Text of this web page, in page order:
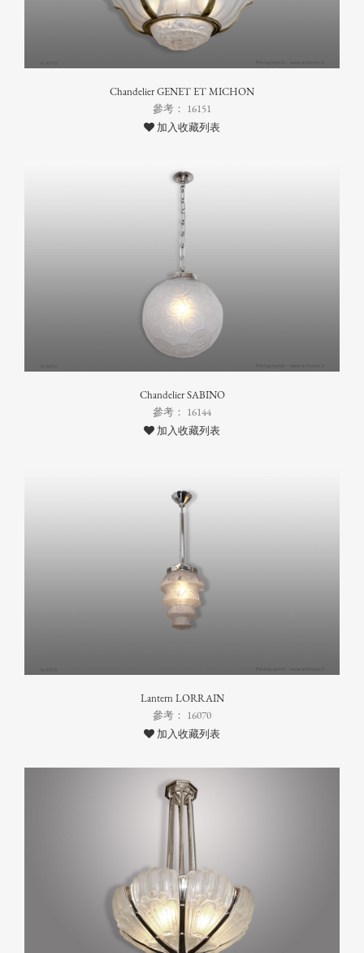
Chandelier GENET ET MICHON
參考： 16151
加入收藏列表
Chandelier SABINO
參考： 16144
加入收藏列表
Lantern LORRAIN
參考： 16070
加入收藏列表